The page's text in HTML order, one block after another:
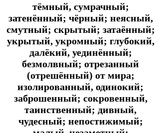
тёмный, сумрачный;
затенённый; чёрный; неясный,
смутный; скрытый; затаённый;
укрытый, укромный; глубокий,
далёкий, уединённый;
безмолвный; отрезанный
(отрешённый) от мира;
изолированный, одинокий;
заброшенный; сокровенный,
таинственный; дивный,
чудесный; непостижимый;